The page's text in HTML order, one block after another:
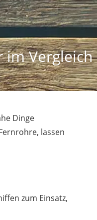
im Vergleich
Dinge
lassen
zum Einsatz,